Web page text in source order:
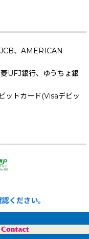
、AMERICAN
UFJ銀行、ゆうちょ銀
ットカード(Visaデビッ
ください。